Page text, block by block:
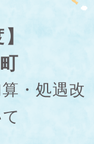
・処遇改